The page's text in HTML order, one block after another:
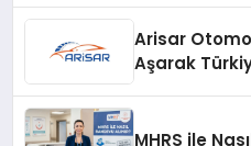
Arisar
Aşarak
MHRS ile